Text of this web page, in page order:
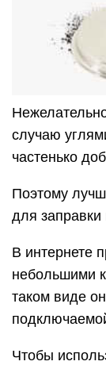
случаю
частенько
Поэтому
для заправки
В интернете
небольшими
таком виде
Чтобы